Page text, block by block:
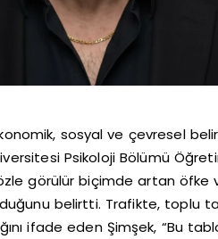
sosyal ve çevresel
Psikoloji Bölümü
görülür biçimde artan öfke
belirtti. Trafikte, toplu
ifade eden Şimşek, “Bu